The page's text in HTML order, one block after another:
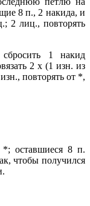
8 п., 2 накида, и
2 лиц., повторять
1 накид
2 х (1 изн. из
повторять от *,
*; оставшиеся 8 п.
чтобы получился